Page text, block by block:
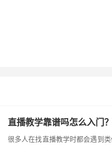
直播教学靠谱吗怎么入门
很多人在找直播教学时都会遇到